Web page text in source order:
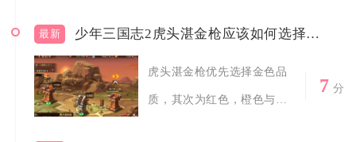
最新 少年三国志2虎头湛金枪应该如何选择品质
虎头湛金枪优先选择金色品
质，其次为红色，橙色与紫
7 分